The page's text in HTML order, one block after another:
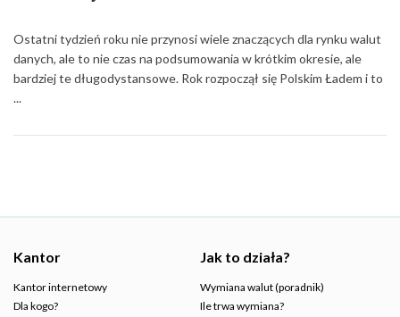
Ostatni tydzień roku nie przynosi wiele znaczących dla rynku walut
danych, ale to nie czas na podsumowania w krótkim okresie, ale
bardziej te długodystansowe. Rok rozpoczął się Polskim Ładem i to
...
Kantor
Kantor internetowy
Dla kogo?
Jak to działa?
Wymiana walut (poradnik)
Ile trwa wymiana?